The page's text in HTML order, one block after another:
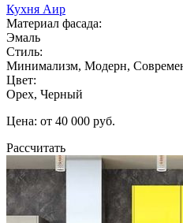
Кухня Аир
Материал фасада:
Эмаль
Стиль:
Минимализм, Модерн,
Цвет:
Орех, Черный
Цена: от 40 000 руб.
Рассчитать